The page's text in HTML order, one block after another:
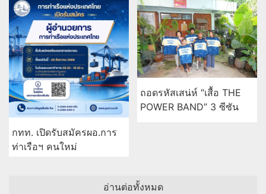
กทท. เปิดรับสมัครผอ.การ
ท่าเรือฯ คนใหม่
ถอดรหัสเสน่ห์ “เสื้อ THE
POWER BAND” 3 ซีซัน
อ่านต่อทั้งหมด